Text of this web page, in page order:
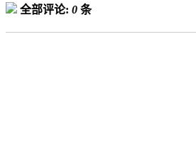
全部评论: 0 条